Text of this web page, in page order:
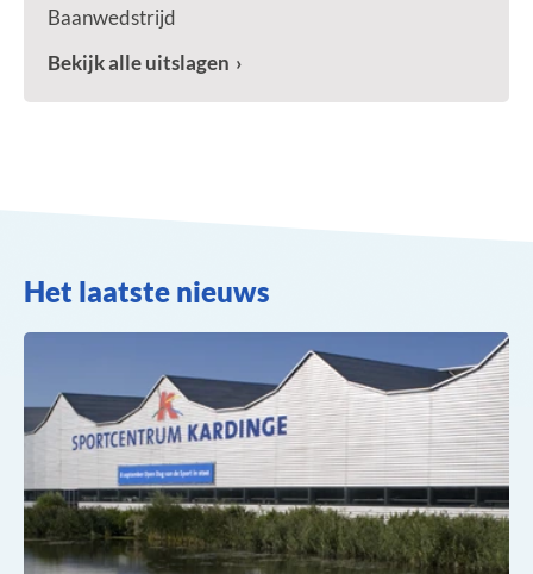
Baanwedstrijd
Bekijk alle uitslagen
Het laatste nieuws